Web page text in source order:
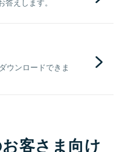
ウンロードできま
客さま向け